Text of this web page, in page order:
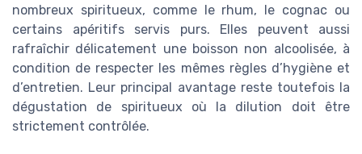
nombreux spiritueux, comme le rhum, le cognac ou
certains apéritifs servis purs. Elles peuvent aussi
rafraîchir délicatement une boisson non alcoolisée, à
condition de respecter les mêmes règles d’hygiène et
d’entretien. Leur principal avantage reste toutefois la
dégustation de spiritueux où la dilution doit être
strictement contrôlée.